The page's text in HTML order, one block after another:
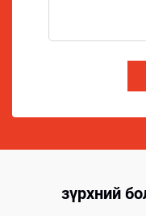
зүрхний